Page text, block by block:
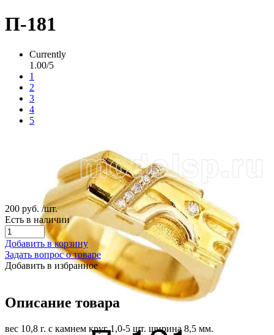
П-181
Currently
1.00/5
1
2
3
4
5
200 руб. /шт.
Есть в наличии
Добавить в корзину
Задать вопрос о товаре
Добавить в избранное
Описание товара
вес 10,8 г. с камнем круг 1,0-5 шт. ширина 8,5 мм.